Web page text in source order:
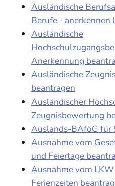
Ausländische
Berufe - anerkennen
Ausländische
Anerkennung
Ausländische
beantragen
Ausländischer
Zeugnisbewertung
Auslands-BAföG für
Ausnahme vom
und Feiertage
Ausnahme vom
Ferienzeiten